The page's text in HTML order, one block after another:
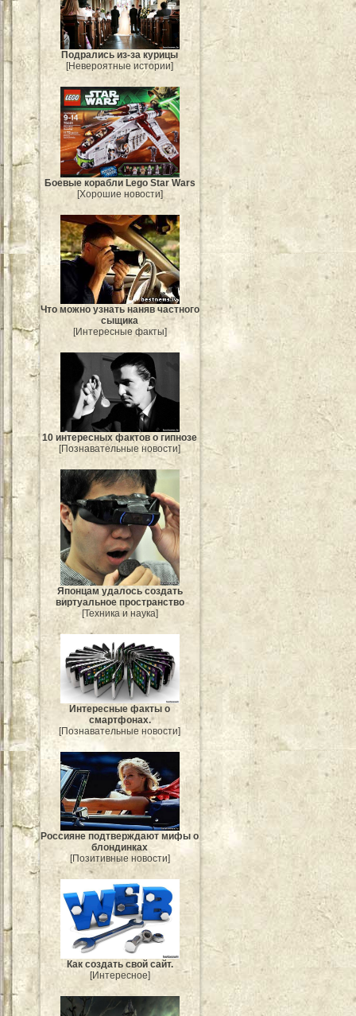
Подрались из-за курицы
[Невероятные истории]
Боевые корабли Lego Star Wars
[Хорошие новости]
Что можно узнать наняв частного
сыщика
[Интересные факты]
10 интересных фактов о гипнозе
[Познавательные новости]
Японцам удалось создать
виртуальное пространство
[Техника и наука]
Интересные факты о
смартфонах.
[Познавательные новости]
Россияне подтверждают мифы о
блондинках
[Позитивные новости]
Как создать свой сайт.
[Интересное]